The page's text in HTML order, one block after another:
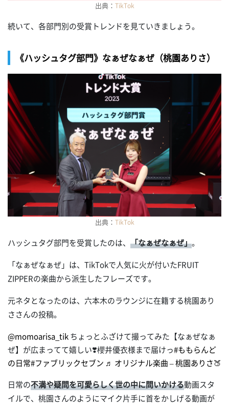
出典： TikTok
続いて、各部門別の受賞トレンドを見ていきましょう。
《ハッシュタグ部門》なぁぜなぁぜ（桃園ありさ）
出典： TikTok
ハッシュタグ部門を受賞したのは、 「なぁぜなぁぜ」。
「なぁぜなぁぜ」は、TikTokで人気に火が付いたFRUIT
ZIPPERの楽曲から派生したフレーズです。
元ネタとなったのは、六本木のラウンジに在籍する桃園あり
ささんの投稿。
@momoarisa_tikちょっとふざけて撮ってみた【なぁぜなぁ
ぜ】が広まってて嬉しい❣️櫻井優衣様まで届けっ#ももらんど
の日常#ファブリックセブン ♬ オリジナル楽曲 – 桃園ありさ🍑
日常の不満や疑問を可愛らしく世の中に問いかける動画スタ
イルで、桃園さんのようにマイク片手に首をかしげる動画が